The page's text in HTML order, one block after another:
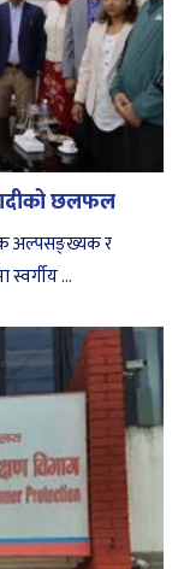
छलफल
अल्पसङ्ख्यक र
...